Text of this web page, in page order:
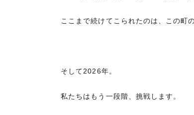
ここまで続けてこられたのは、この町
そして2026年。
私たちはもう一段階、挑戦します。